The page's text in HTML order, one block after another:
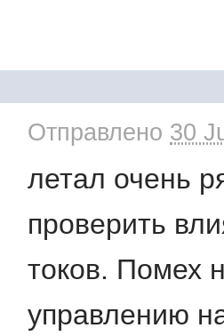
Отправлено 30
летал очень
проверить
токов. Помех
управлению